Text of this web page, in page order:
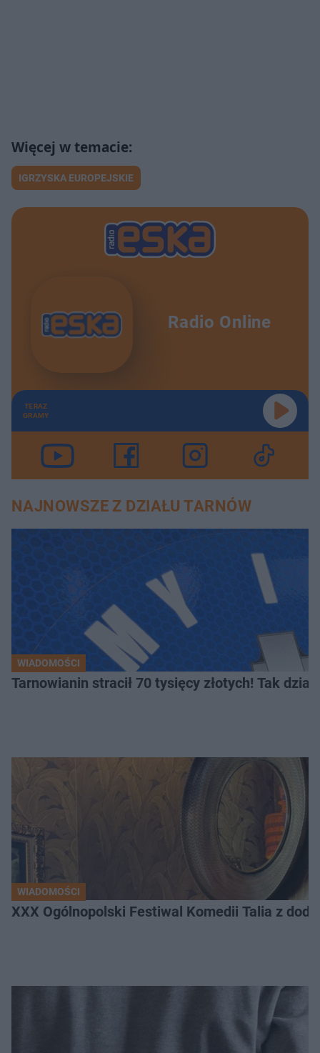
IGRZYSKA EUROPEJSKIE
Radio Online
TERAZ
GRAMY
NAJNOWSZE Z DZIAŁU TARNÓW
WIADOMOŚCI
Tarnowianin stracił 70 tysięcy złotych! Tak
WIADOMOŚCI
XXX Ogólnopolski Festiwal Komedii Talia z